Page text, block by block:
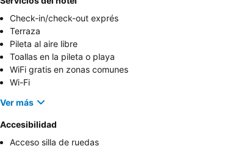
Check-in/check-out exprés
Terraza
Pileta al aire libre
Toallas en la pileta o playa
WiFi gratis en zonas comunes
Wi-Fi
Ver más
Accesibilidad
Acceso silla de ruedas